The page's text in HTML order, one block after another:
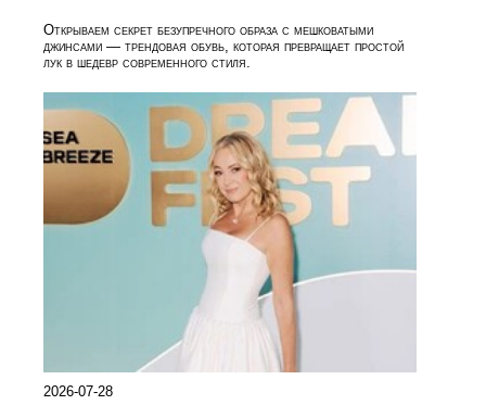
Открываем секрет безупречного образа с мешковатыми
джинсами — трендовая обувь, которая превращает простой
лук в шедевр современного стиля.
2026-07-28